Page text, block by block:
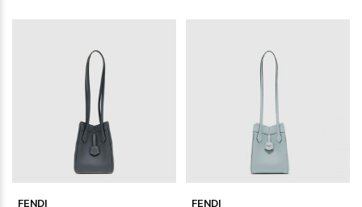
FENDI FENDI